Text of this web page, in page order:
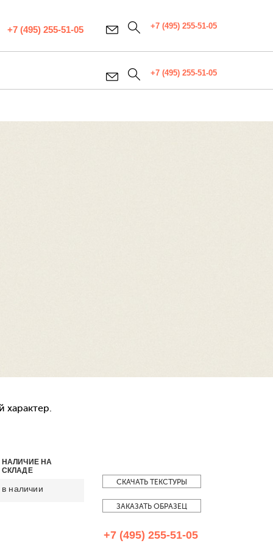
+7 (495) 255-51-05
+7 (495) 255-51-05 +7 (495) 255-51-05
характер.
НАЛИЧИЕ НА
СКЛАДЕ
в наличии
СКАЧАТЬ ТЕКСТУРЫ
ЗАКАЗАТЬ ОБРАЗЕЦ
+7 (495) 255-51-05